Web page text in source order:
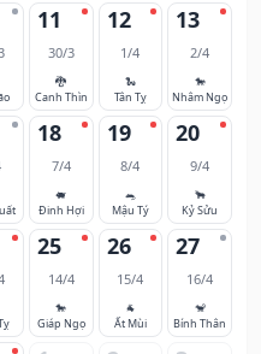
11
30/3
🐉
Canh Thìn
12
1/4
🐍
Tân Tỵ
13
2/4
🐎
Nhâm Ngọ
18
7/4
🐖
Đinh Hợi
19
8/4
🐀
Mậu Tý
20
9/4
🐂
Kỷ Sửu
25
14/4
🐎
Giáp Ngọ
26
15/4
🐐
Ất Mùi
27
16/4
🐒
Bính Thân